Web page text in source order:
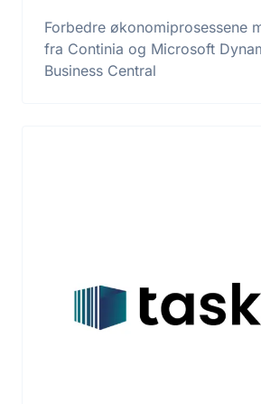
Forbedre økonomiprosessene
fra Continia og Microsoft
Business Central